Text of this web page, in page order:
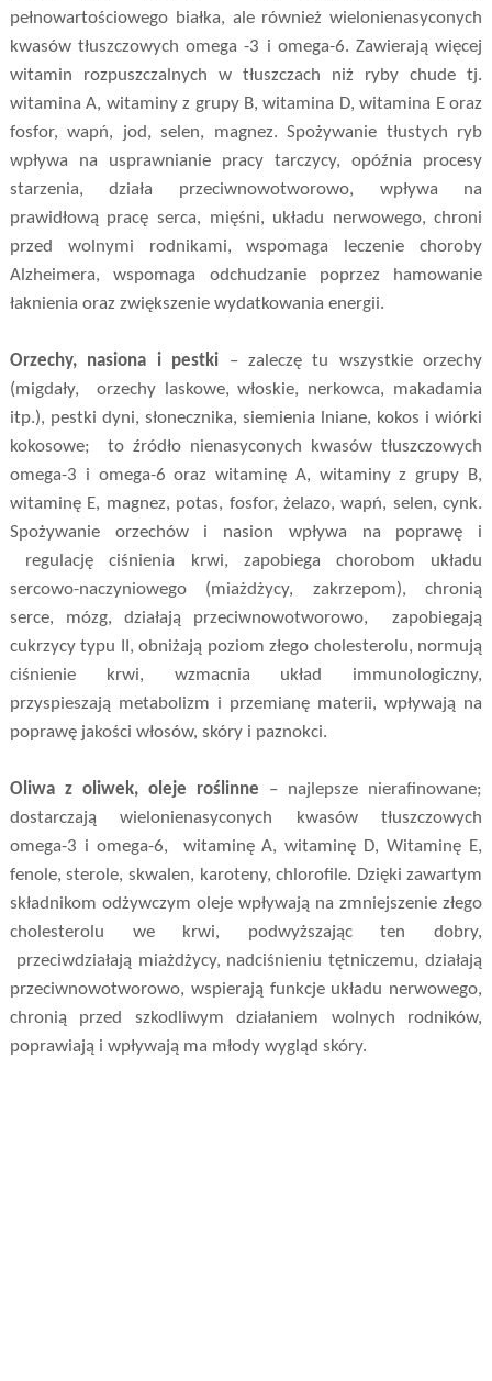
pełnowartościowego białka, ale również wielonienasyconych
kwasów tłuszczowych omega -3 i omega-6. Zawierają więcej
witamin rozpuszczalnych w tłuszczach niż ryby chude tj.
witamina A, witaminy z grupy B, witamina D, witamina E oraz
fosfor, wapń, jod, selen, magnez. Spożywanie tłustych ryb
wpływa na usprawnianie pracy tarczycy, opóźnia procesy
starzenia, działa przeciwnowotworowo, wpływa na
prawidłową pracę serca, mięśni, układu nerwowego, chroni
przed wolnymi rodnikami, wspomaga leczenie choroby
Alzheimera, wspomaga odchudzanie poprzez hamowanie
łaknienia oraz zwiększenie wydatkowania energii.
Orzechy, nasiona i pestki – zaleczę tu wszystkie orzechy
(migdały,
orzechy laskowe, włoskie, nerkowca, makadamia
itp.), pestki dyni, słonecznika, siemienia lniane, kokos i wiórki
kokosowe;
to źródło nienasyconych kwasów tłuszczowych
omega-3 i omega-6 oraz witaminę A, witaminy z grupy B,
witaminę E, magnez, potas, fosfor, żelazo, wapń, selen, cynk.
Spożywanie orzechów i nasion wpływa na poprawę i
regulację ciśnienia krwi, zapobiega chorobom układu
sercowo-naczyniowego (miażdżycy, zakrzepom), chronią
serce, mózg, działają przeciwnowotworowo,
zapobiegają
cukrzycy typu II, obniżają poziom złego cholesterolu, normują
ciśnienie krwi, wzmacnia układ immunologiczny,
przyspieszają metabolizm i przemianę materii, wpływają na
poprawę jakości włosów, skóry i paznokci.
Oliwa z oliwek, oleje roślinne – najlepsze nierafinowane;
dostarczają wielonienasyconych kwasów tłuszczowych
omega-3 i omega-6,
witaminę A, witaminę D, Witaminę E,
fenole, sterole, skwalen, karoteny, chlorofile. Dzięki zawartym
składnikom odżywczym oleje wpływają na zmniejszenie złego
cholesterolu we krwi, podwyższając ten dobry,
przeciwdziałają miażdżycy, nadciśnieniu tętniczemu, działają
przeciwnowotworowo, wspierają funkcje układu nerwowego,
chronią przed szkodliwym działaniem wolnych rodników,
poprawiają i wpływają ma młody wygląd skóry.